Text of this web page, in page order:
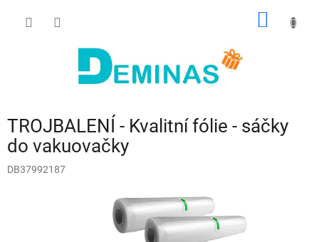
TROJBALENÍ - Kvalitní fólie - sáčky
do vakuovačky
DB37992187